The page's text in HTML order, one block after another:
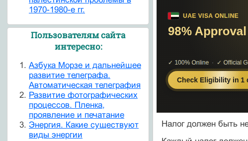
Налог должен быть
1970-1980-е гг.
Пользователям сайта
интересно:
Азбука Морзе и дальнейшее
развитие телеграфа.
Автоматическая телеграфия
Развитие фотографических
процессов. Пленка,
проявление и печатание
Энергия. Какие существуют
виды энергии